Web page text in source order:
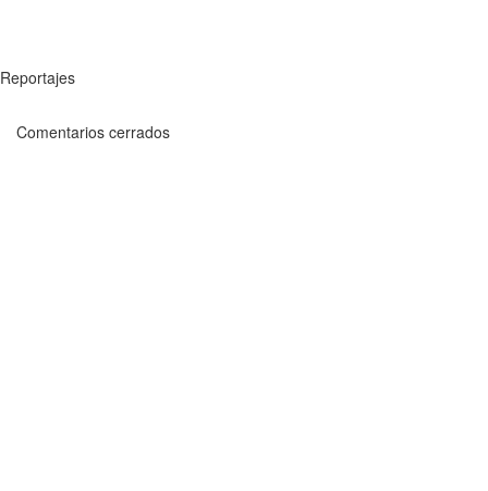
Reportajes
Comentarios cerrados